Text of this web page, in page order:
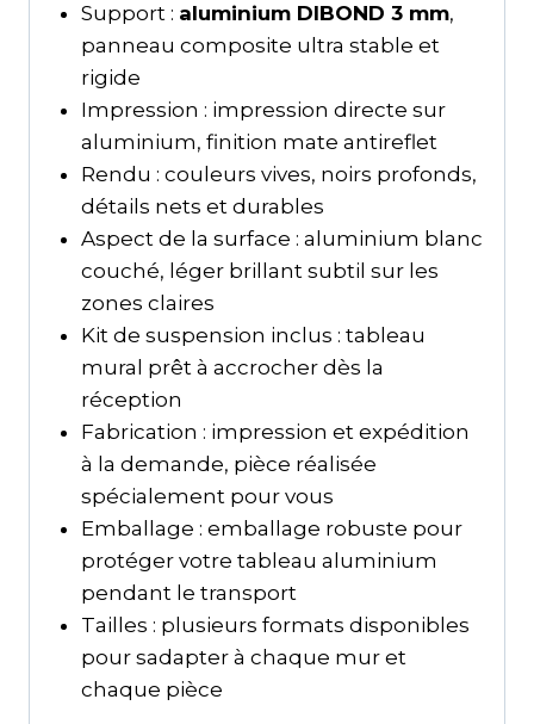
Support : aluminium DIBOND 3 mm,
panneau composite ultra stable et
rigide
Impression : impression directe sur
aluminium, finition mate antireflet
Rendu : couleurs vives, noirs profonds,
détails nets et durables
Aspect de la surface : aluminium blanc
couché, léger brillant subtil sur les
zones claires
Kit de suspension inclus : tableau
mural prêt à accrocher dès la
réception
Fabrication : impression et expédition
à la demande, pièce réalisée
spécialement pour vous
Emballage : emballage robuste pour
protéger votre tableau aluminium
pendant le transport
Tailles : plusieurs formats disponibles
pour sadapter à chaque mur et
chaque pièce